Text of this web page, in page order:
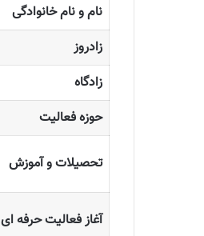
نام و نام خانوادگی
زادروز
زادگاه
حوزه فعالیت
تحصیلات و آموزش
آغاز فعالیت حرفه ای